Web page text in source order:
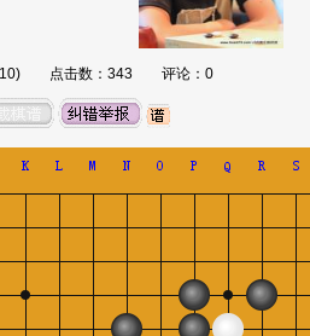
点击数：343 评论：0